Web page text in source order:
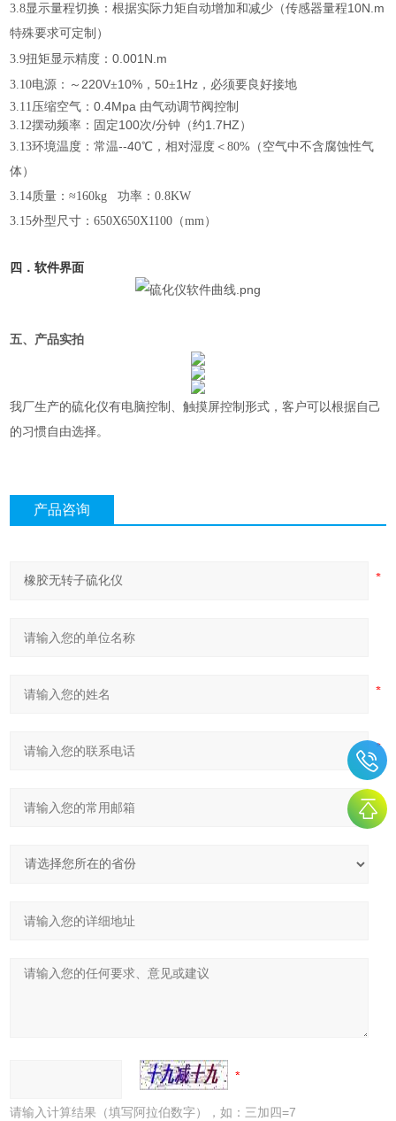
3.8显示量程切换：根据实际力矩自动增加和减少（传感器量程10N.m
特殊要求可定制）
3.9扭矩显示精度：0.001N.m
3.10电源：～220V±10% ，50±1Hz ，必须要良好接地
3.11压缩空气：0.4Mpa 由气动调节阀控制
3.12摆动频率：固定100次/分钟（约1.7HZ ）
3.13环境温度：常温--40℃ ，相对湿度＜80% （空气中不含腐蚀性气
体）
3.14质量：≈160kg 功率：0.8KW
3.15外型尺寸：650X650X1100 （mm）
四．软件界面
五、产品实拍
我厂生产的硫化仪有电脑控制、触摸屏控制形式，客户可以根据自己
的习惯自由选择。
产品咨询
请输入计算结果（填写阿拉伯数字），如：三加四=7